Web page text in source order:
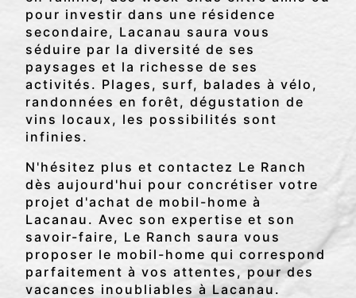
pour investir dans une résidence
secondaire, Lacanau saura vous
séduire par la diversité de ses
paysages et la richesse de ses
activités. Plages, surf, balades à vélo,
randonnées en forêt, dégustation de
vins locaux, les possibilités sont
infinies.
N'hésitez plus et contactez Le Ranch
dès aujourd'hui pour concrétiser votre
projet d'achat de mobil-home à
Lacanau. Avec son expertise et son
savoir-faire, Le Ranch saura vous
proposer le mobil-home qui correspond
parfaitement à vos attentes, pour des
vacances inoubliables à Lacanau.